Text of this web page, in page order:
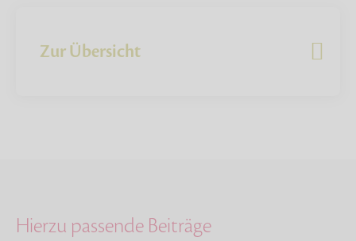
Zur Übersicht
Hierzu passende Beiträge